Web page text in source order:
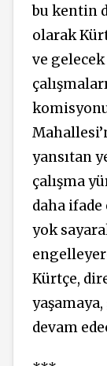
bu kentin
olarak
ve
yansıtan
çalışma
daha
yok
Kürtçe,
devam